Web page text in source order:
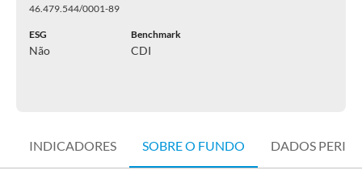
46.479.544/0001-89
ESG
Não
Benchmark
CDI
INDICADORES SOBRE O FUNDO DADOS